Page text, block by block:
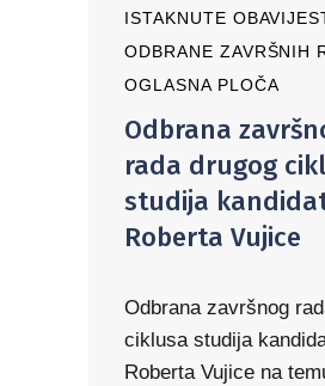
ISTAKNUTE
ODBRANE ZAVRŠNIH
OGLASNA PLOČA
Odbrana
rada drugog
studija
Roberta Vujice
Odbrana završnog
ciklusa studija
Roberta Vujice na